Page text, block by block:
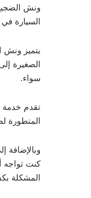
ونش
السيارة
يتميز ونش
الصغيرة
سواء.
تقدم خدمة
المتطورة
كنت تواجه
المشكلة